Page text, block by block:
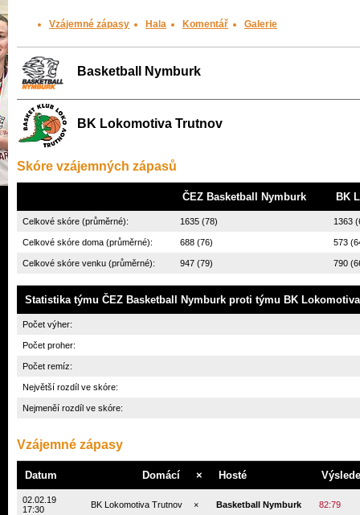
Vzájemné zápasy Hala Komentář Galerie
Basketball Nymburk
BK Lokomotiva Trutnov
Skóre vzájemných zápasů
ČEZ Basketball Nymburk BK
Celkové skóre (průměrné): 1635 (78) 1363
Celkové skóre doma (průměrné): 688 (76) 573
Celkové skóre venku (průměrné): 947 (79) 790
Statistika týmu ČEZ Basketball Nymburk proti týmu BK
Počet výher:
Počet proher:
Počet remíz:
Největší rozdíl ve skóre:
Nejmeněí rozdíl ve skóre:
Vzájemné zápasy
Datum Domácí × Hosté
02.02.19
17:30
BK Lokomotiva Trutnov × Basketball Nymburk 82:79